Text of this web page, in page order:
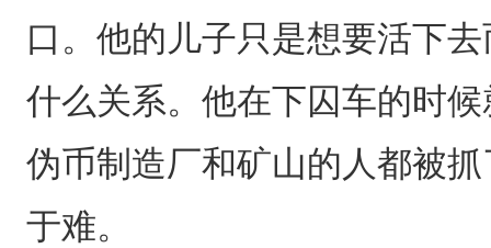
口。他的儿子只是想要活下
什么关系。他在下囚车的时
伪币制造厂和矿山的人都被
于难。